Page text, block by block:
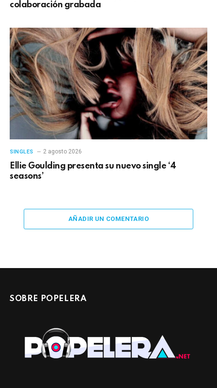
colaboración grabada
SINGLES 2 agosto 2026
Ellie Goulding presenta su nuevo single ‘4
seasons’
AÑADIR UN COMENTARIO
SOBRE POPELERA